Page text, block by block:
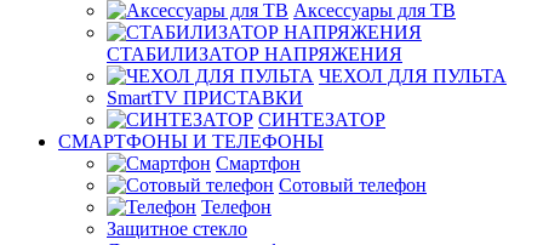
Аксессуары для ТВ
СТАБИЛИЗАТОР НАПРЯЖЕНИЯ
ЧЕХОЛ ДЛЯ ПУЛЬТА
SmartTV ПРИСТАВКИ
СИНТЕЗАТОР
СМАРТФОНЫ И ТЕЛЕФОНЫ
Смартфон
Сотовый телефон
Телефон
Защитное стекло